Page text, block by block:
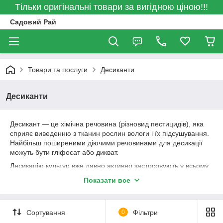
Тільки оригінальні товари за вигідною ціною!!!
Садовий Рай
Товари та послуги Десиканти
Десиканти
Десикант — це хімічна речовина (різновид пестицидів), яка
сприяє виведенню з тканин рослин вологи і їх підсушування.
Найбільш поширеними діючими речовинами для десикації
можуть бути гліфосат або дикват.
Десикацію культур вже давно активно застосовують у всьому
частіше використовують цей обробіток. Витративши багато
втратити весь урожай. Цьому може сприяти такий
Показати все
Сортування 0 Фільтри